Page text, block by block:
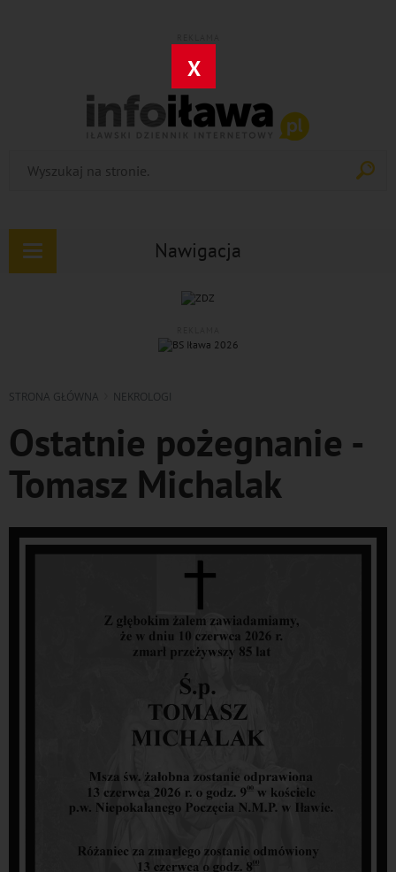
X
Nawigacja
Rozwiń
STRONA GŁÓWNA NEKROLOGI
Ostatnie pożegnanie -
Tomasz Michalak